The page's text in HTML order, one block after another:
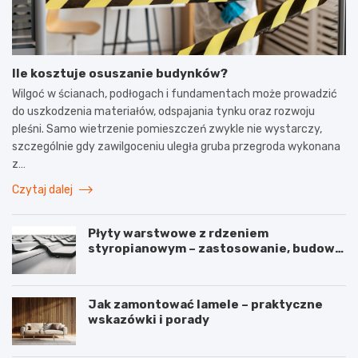
Ile kosztuje osuszanie budynków?
Wilgoć w ścianach, podłogach i fundamentach może prowadzić
do uszkodzenia materiałów, odspajania tynku oraz rozwoju
pleśni. Samo wietrzenie pomieszczeń zwykle nie wystarczy,
szczególnie gdy zawilgoceniu uległa gruba przegroda wykonana
z…
Czytaj dalej
Płyty warstwowe z rdzeniem
styropianowym – zastosowanie, budowa
Jak zamontować lamele – praktyczne
wskazówki i porady